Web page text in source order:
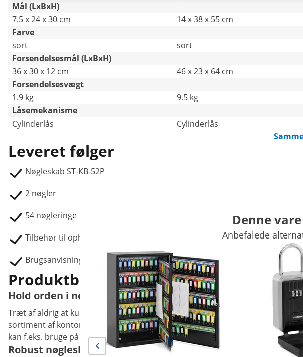
Mål (LxBxH)
7.5 x 24 x 30 cm
14 x 38 x 55 cm
Farve
sort
sort
Forsendelsesmål (LxBxH)
36 x 30 x 12 cm
46 x 23 x 64 cm
Forsendelsesvægt
1.9 kg
9.5 kg
Låsemekanisme
Cylinderlås
Cylinderlås
Leveret følger
Nøgleskab ST-KB-52P
2 nøgler
54 nøgleringe
Tilbehør til ophæng på væggen
Brugsanvisning
Denne
Anbefalede
Produktbeskrivelse
Hold orden i nøglerne med nøgleskab der kan aflåses
Træt af aldrig at kunne finde dine nøgler? Så opbevar dem i dette aflåselige
sortiment af kontorudstyr. I nøgleskabet kan man opbevare op til 54 nøgler,
kan f.eks. bruge på viceværtens kontor, på fabrikken, hotellet, fitnesscenteret
Robust nøgleskab fra Stamony